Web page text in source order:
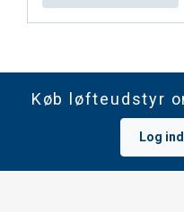
Køb løfteudstyr
Log